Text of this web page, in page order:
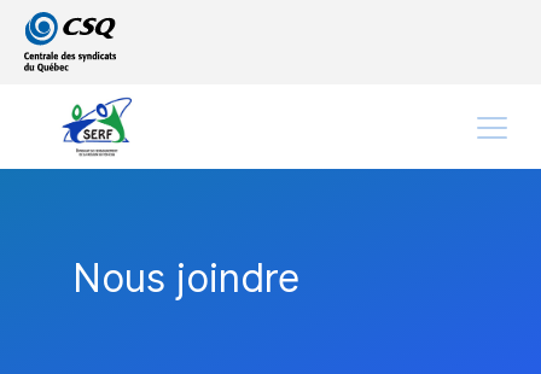
Passer
au
menu
Passer
au
contenu
Nous joindre